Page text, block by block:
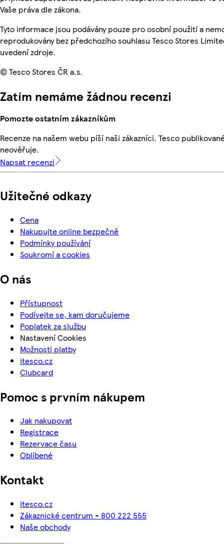
Vaše práva dle zákona.
Tyto informace jsou podávány pouze pro osobní použití a
reprodukovány bez předchozího souhlasu Tesco Stores
uvedení zdroje.
© Tesco Stores ČR a.s.
Zatím nemáme žádnou recenzi
Pomozte ostatním zákazníkům
Recenze na našem webu píší naši zákazníci. Tesco
neověřuje.
Napsat recenzi
Užitečné odkazy
Cena
Nakupujte online bezpečně
Podmínky používání
Soukromí a cookies
O nás
Přístupnost
Podívejte se, kam doručujeme
Poplatek za službu
Nastavení Cookies
Možnosti platby
itesco.cz
Clubcard
Pomoc s prvním nákupem
Jak nakupovat
Registrace
Rezervace času
Oblíbené
Kontakt
itesco.cz
Zákaznické centrum - 800 222 555
Naše obchody